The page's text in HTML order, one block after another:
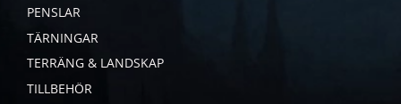
PENSLAR
TÄRNINGAR
TERRÄNG & LANDSKAP
TILLBEHÖR